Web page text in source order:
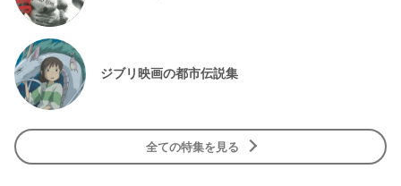
ジブリ映画の都市伝説集
全ての特集を見る